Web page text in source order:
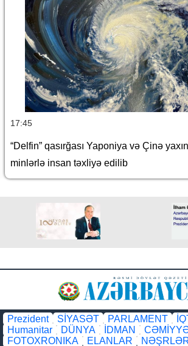
17:45
“Delfin” qasırğası Yaponiya və Çinə
minlərlə insan təxliyə edilib
Prezident SİYASƏT PARLAMENT
Humanitar
DÜNYA İDMAN
FOTOXRONIKA
ELANLAR